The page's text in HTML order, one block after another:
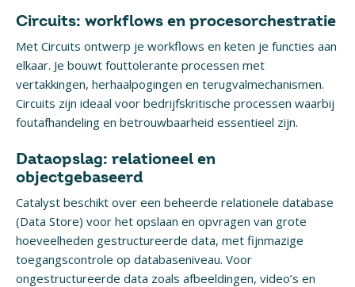
Circuits: workflows en procesorchestratie
Met Circuits ontwerp je workflows en keten je functies aan
elkaar. Je bouwt fouttolerante processen met
vertakkingen, herhaalpogingen en terugvalmechanismen.
Circuits zijn ideaal voor bedrijfskritische processen waarbij
foutafhandeling en betrouwbaarheid essentieel zijn.
Dataopslag: relationeel en
objectgebaseerd
Catalyst beschikt over een beheerde relationele database
(Data Store) voor het opslaan en opvragen van grote
hoeveelheden gestructureerde data, met fijnmazige
toegangscontrole op databaseniveau. Voor
ongestructureerde data zoals afbeeldingen, video’s en